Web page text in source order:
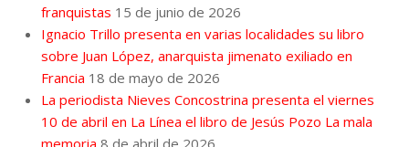
franquistas 15 de junio de 2026
Ignacio Trillo presenta en varias localidades su libro
sobre Juan López, anarquista jimenato exiliado en
Francia 18 de mayo de 2026
La periodista Nieves Concostrina presenta el viernes
10 de abril en La Línea el libro de Jesús Pozo La mala
memoria 8 de abril de 2026